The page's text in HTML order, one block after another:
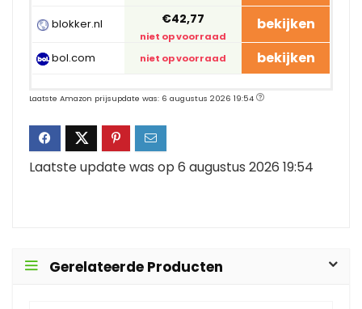
blokker.nl €42,77
niet op voorraad
bekijken
bol.com niet op voorraad bekijken
Laatste Amazon prijsupdate was: 6 augustus 2026 19:54
Laatste update was op 6 augustus 2026 19:54
Gerelateerde Producten